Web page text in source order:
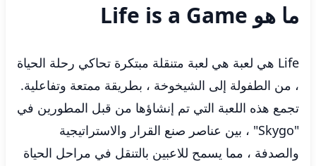
ما هو Life is a Game
Life هي لعبة هي لعبة متنقلة مبتكرة تحاكي رحلة الحياة
، من الطفولة إلى الشيخوخة ، بطريقة ممتعة وتفاعلية.
تجمع هذه اللعبة التي تم إنشاؤها من قبل المطورين في
"Skygo" ، بين عناصر صنع القرار والاستراتيجية
والصدفة ، مما يسمح للاعبين بالتنقل في مراحل الحياة